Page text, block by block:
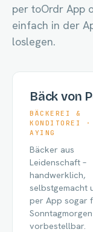
per toOrdr App
einfach in der
loslegen.
Bäck von
BÄCKEREI &
KONDITOREI ·
AYING
Bäcker aus
Leidenschaft –
handwerklich,
selbstgemacht
per App sogar
Sonntagmorgen
vorbestellbar.